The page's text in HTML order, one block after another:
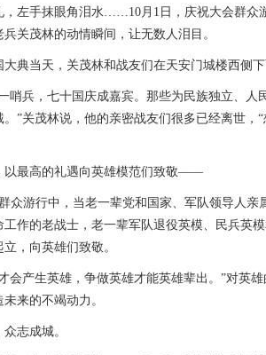
手抹眼角泪水……10月1日，庆祝大会群众
兵关茂林的动情瞬间，让无数人泪目。
当天，关茂林和战友们在天安门城楼西侧下
兵，七十国庆成嘉宾。那些为民族独立、人
。”关茂林说，他的亲密战友们很多已经离世，
最高的礼遇向英雄模范们致敬——
游行中，当老一辈党和国家、军队领导人亲
工作的老战士，老一辈军队退役英模、民兵英
，向英雄们致敬。
产生英雄，争做英雄才能英雄辈出。”对英雄
来的不竭动力。
志成城。